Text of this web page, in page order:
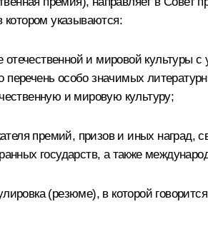
указываются:
отечественной и мировой
особо значимых
и мировую культуру;
премий, призов и иных наград,
государств, а также
(резюме), в которой